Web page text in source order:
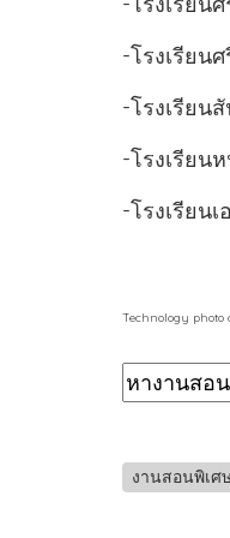
-โรงเรียน
-โรงเรียน
-โรงเรียน
-โรงเรียน
Technology photo
งานสอนพิเศ